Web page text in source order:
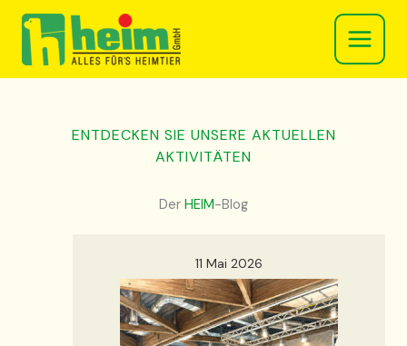
Zum
Inhalt
springen
Blog
ENTDECKEN SIE UNSERE AKTUELLEN
AKTIVITÄTEN
Der HEIM-Blog
11 Mai 2026